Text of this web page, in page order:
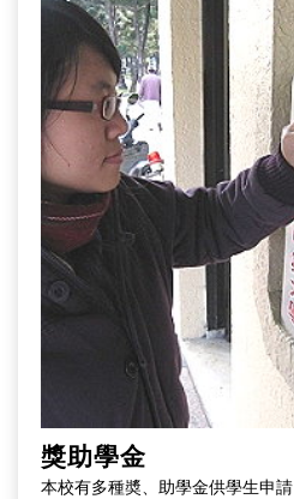
獎助學金
本校有多種奬、助學金供學生申請